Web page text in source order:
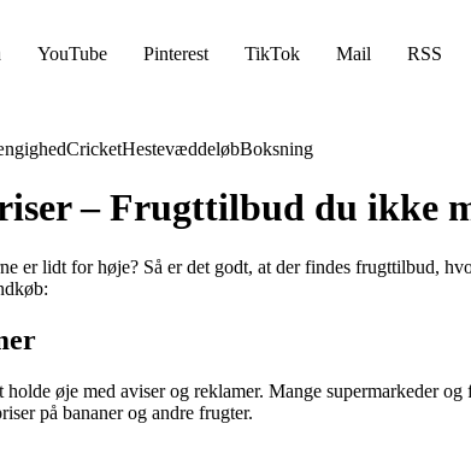
YouTube Pinterest TikTok Mail RSS
CricketHestevæddeløbBoksning
– Frugttilbud du ikke
er lidt for høje? Så er det godt, at der findes frugttilbud,
øje med aviser og reklamer. Mange supermarkeder
på bananer og andre frugter.